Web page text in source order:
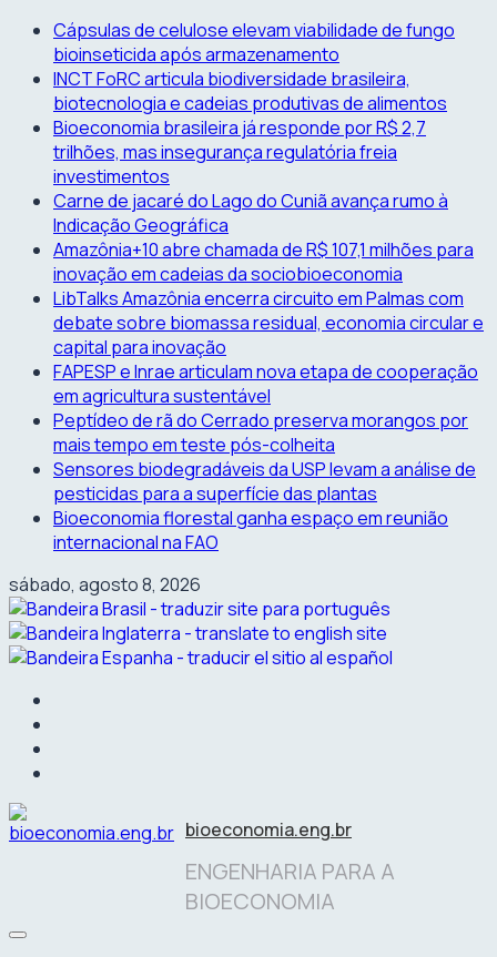
Skip
content
Cápsulas de celulose elevam viabilidade de fungo
bioinseticida após armazenamento
INCT FoRC articula biodiversidade brasileira,
biotecnologia e cadeias produtivas de alimentos
Bioeconomia brasileira já responde por R$ 2,7
trilhões, mas insegurança regulatória freia
investimentos
Carne de jacaré do Lago do Cuniã avança rumo à
Indicação Geográfica
Amazônia+10 abre chamada de R$ 107,1 milhões para
inovação em cadeias da sociobioeconomia
LibTalks Amazônia encerra circuito em Palmas com
debate sobre biomassa residual, economia circular e
capital para inovação
FAPESP e Inrae articulam nova etapa de cooperação
em agricultura sustentável
Peptídeo de rã do Cerrado preserva morangos por
mais tempo em teste pós-colheita
Sensores biodegradáveis da USP levam a análise de
pesticidas para a superfície das plantas
Bioeconomia florestal ganha espaço em reunião
internacional na FAO
sábado, agosto 8, 2026
bioeconomia.eng.br
ENGENHARIA PARA A
BIOECONOMIA